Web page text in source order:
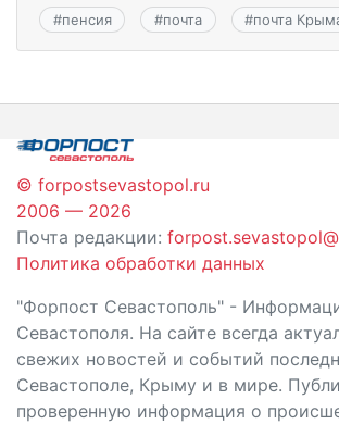
#пенсия #почта #почта
© forpostsevastopol.ru
2006 — 2026
Почта редакции:
Политика обработки данных
"Форпост Севастополь" -
Севастополя. На сайте всегда
свежих новостей и событий
Севастополе, Крыму и в мире.
проверенную информация о